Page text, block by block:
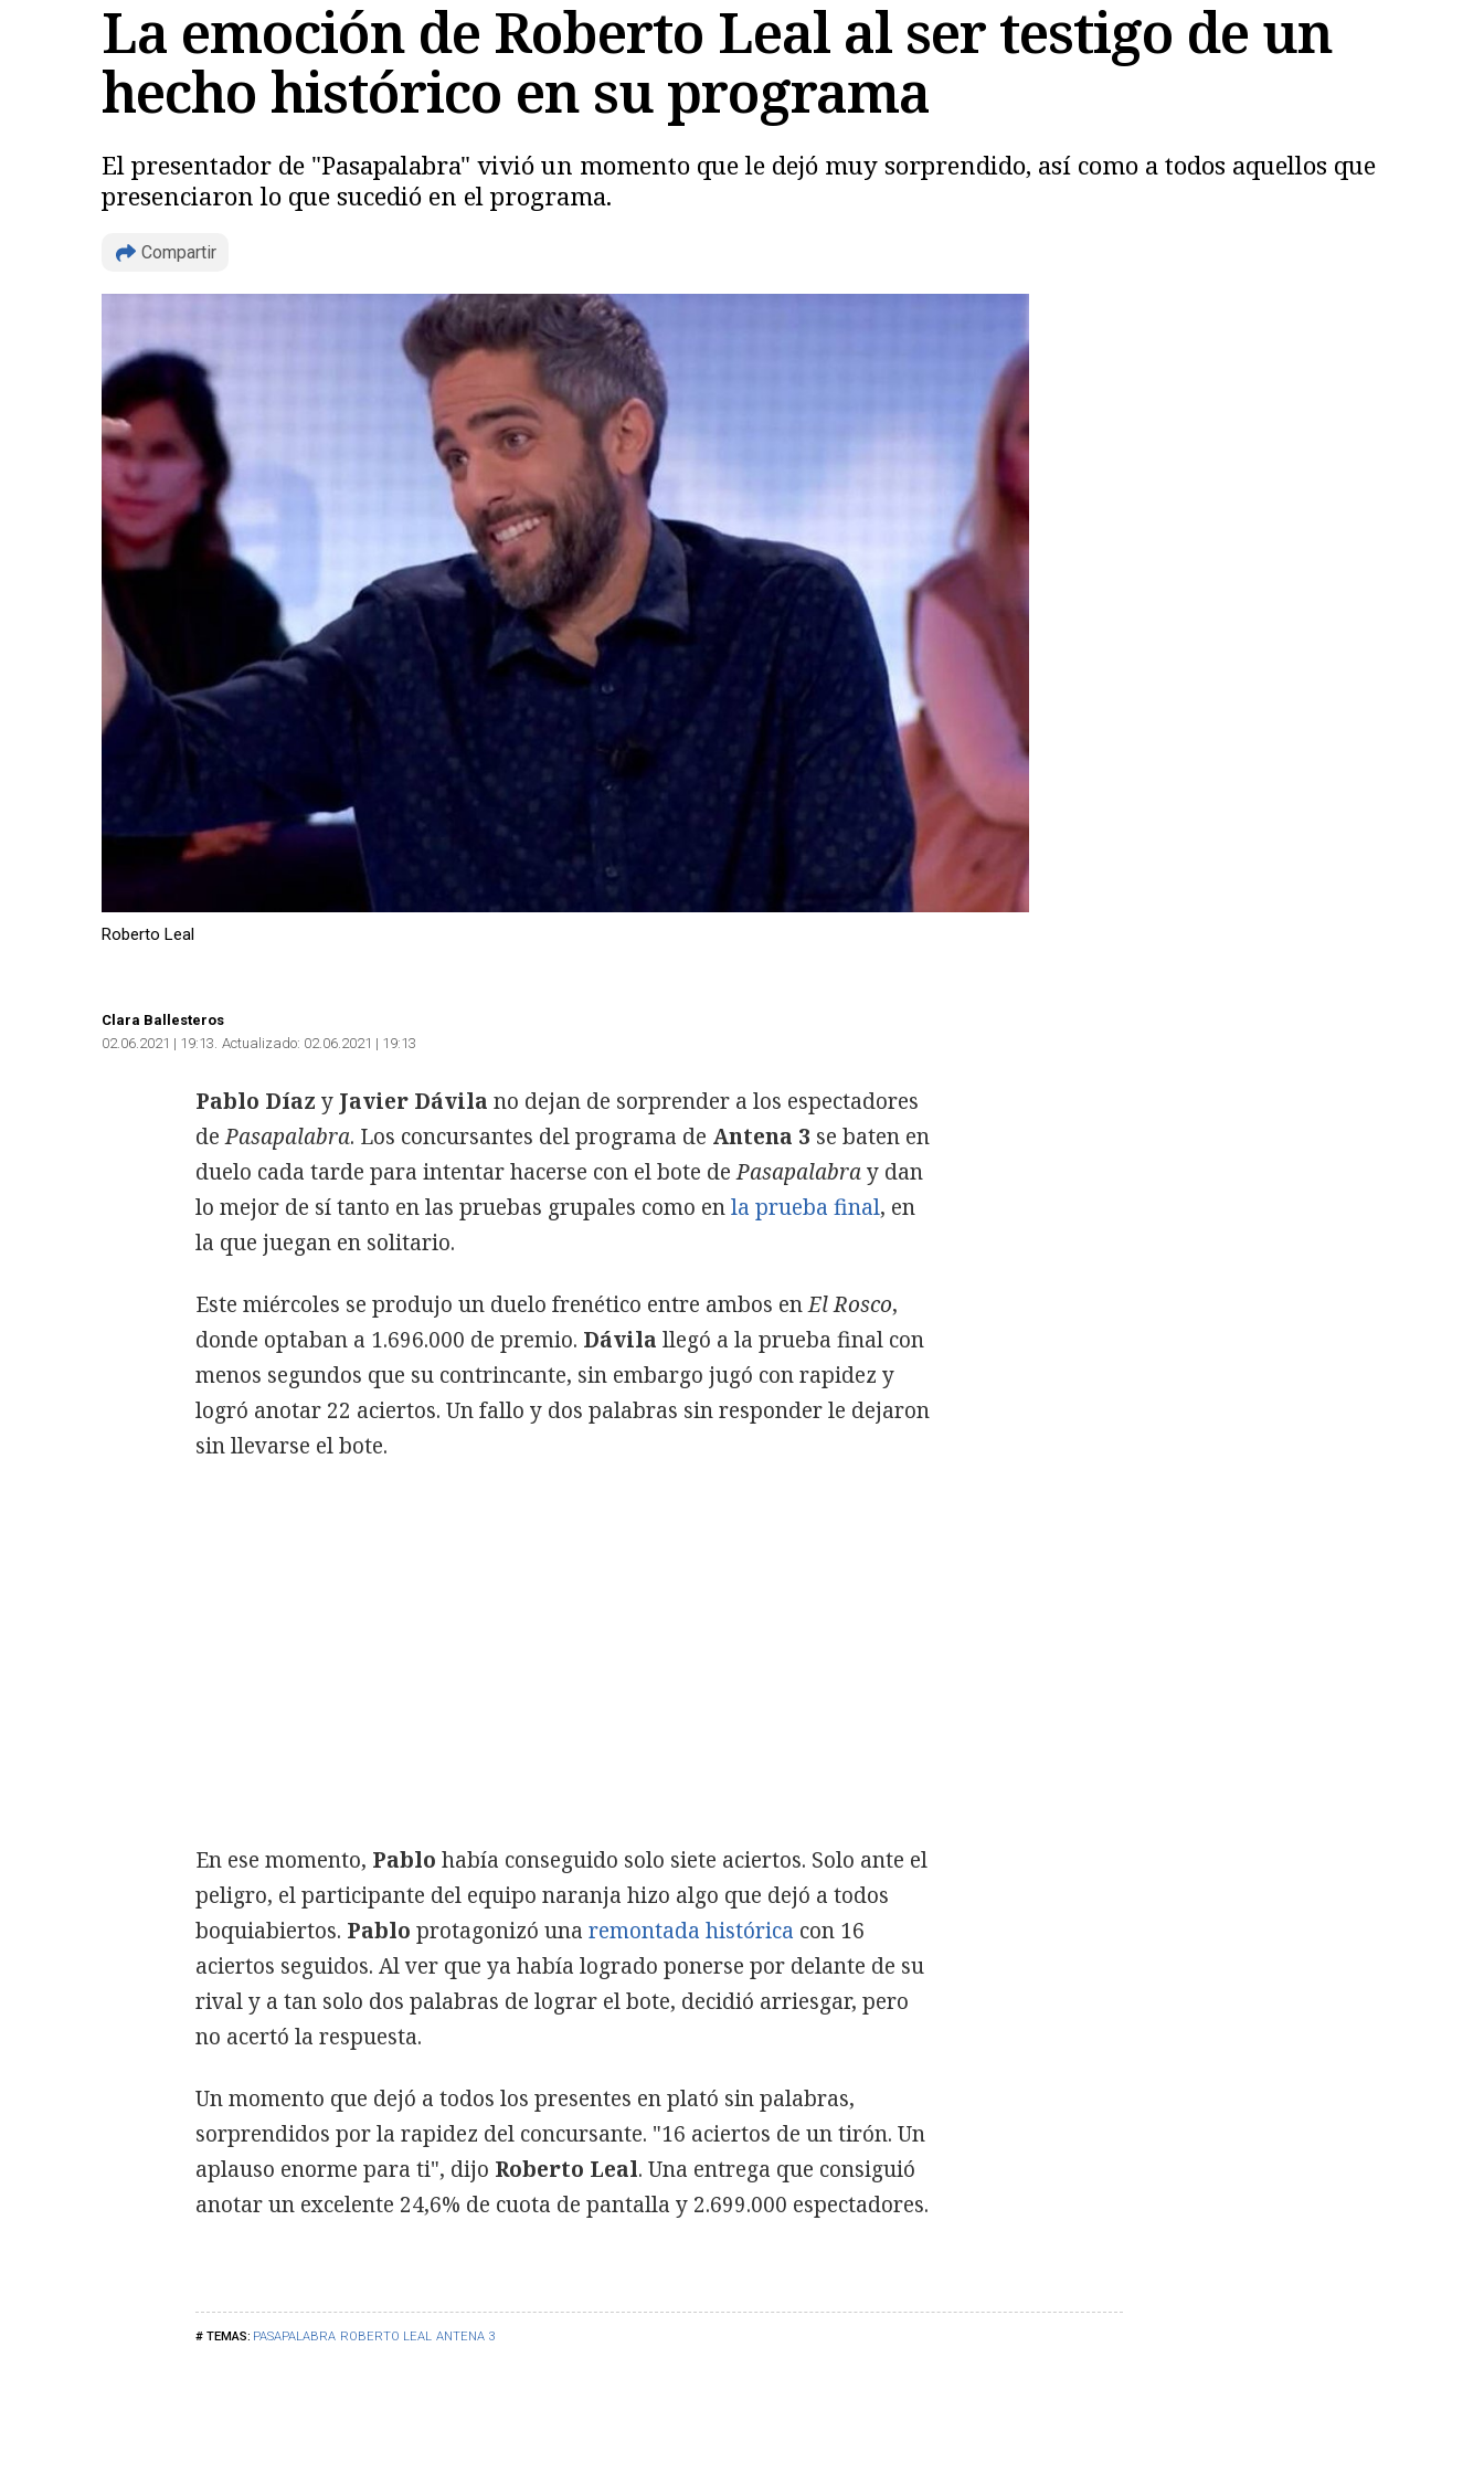
La emoción de Roberto Leal al ser testigo de un
hecho histórico en su programa
El presentador de "Pasapalabra" vivió un momento que le dejó muy sorprendido, así como a todos aquellos que
presenciaron lo que sucedió en el programa.
Compartir
Roberto Leal
Clara Ballesteros
02.06.2021 | 19:13 Actualizado: 02.06.2021 | 19:13
PASAPALABRA ROBERTO LEAL ANTENA 3
Pablo Díaz y Javier Dávila no dejan de sorprender a los espectadores
dePasapalabra. Los concursantes del programa de Antena 3 se baten en
duelo cada tarde para intentar hacerse con el bote dePasapalabray dan
lo mejor de sí tanto en las pruebas grupales como enla prueba final, en
la que juegan en solitario.
Este miércoles se produjo un duelo frenético entre ambos enEl Rosco,
donde optaban a 1.696.000 de premio. Dávila llegó a la prueba final con
menos segundos que su contrincante, sin embargo jugó con rapidez y
logró anotar 22 aciertos. Un fallo y dos palabras sin responder le dejaron
sin llevarse el bote.
En ese momento, Pablo había conseguido solo siete aciertos. Solo ante el
peligro, el participante del equipo naranja hizo algo que dejó a todos
boquiabiertos. Pablo protagonizó una remontada histórica con 16
aciertos seguidos. Al ver que ya había logrado ponerse por delante de su
rival y a tan solo dos palabras de lograr el bote, decidió arriesgar, pero
no acertó la respuesta.
Un momento que dejó a todos los presentes en plató sin palabras,
sorprendidos por la rapidez del concursante. "16 aciertos de un tirón. Un
aplauso enorme para ti", dijo Roberto Leal. Una entrega que consiguió
anotar un excelente 24,6% de cuota de pantalla y 2.699.000 espectadores.